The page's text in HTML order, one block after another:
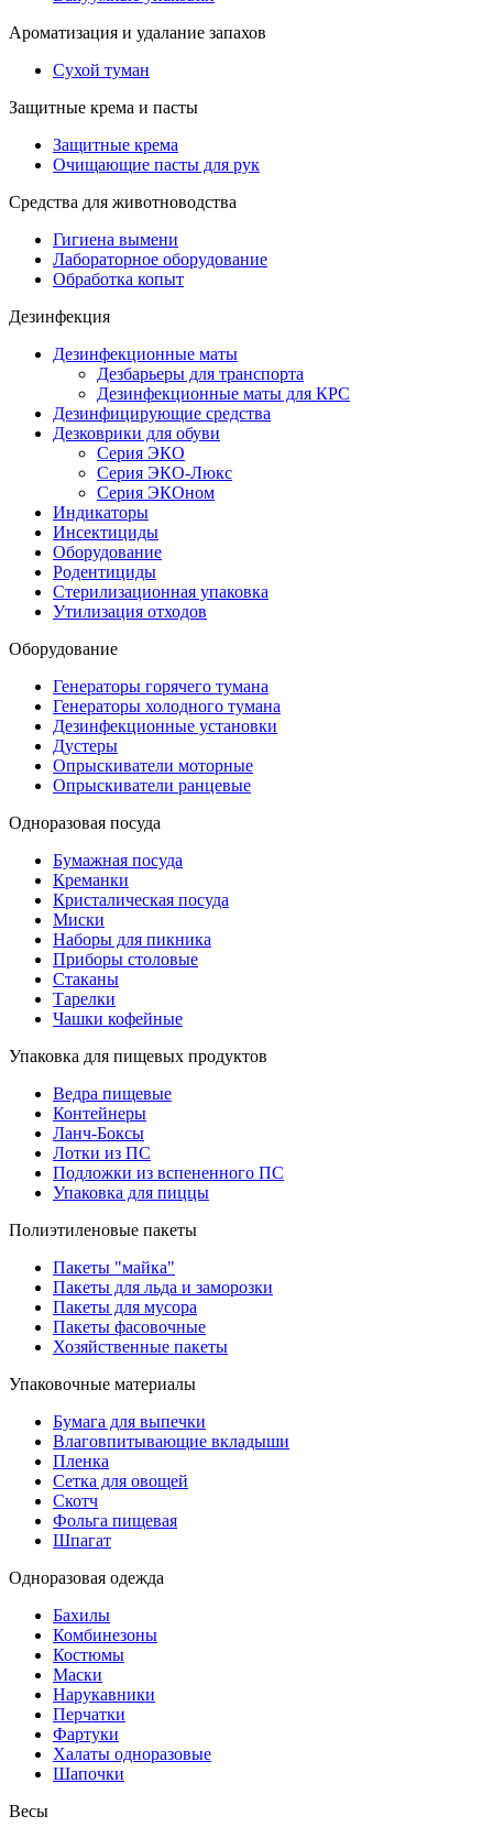
Ароматизация и удалание запахов
Сухой туман
Защитные крема и пасты
Защитные крема
Очищающие пасты для рук
Средства для животноводства
Гигиена вымени
Лабораторное оборудование
Обработка копыт
Дезинфекция
Дезинфекционные маты
Дезбарьеры для транспорта
Дезинфекционные маты для КРС
Дезинфицирующие средства
Дезковрики для обуви
Серия ЭКО
Серия ЭКО-Люкс
Серия ЭКОном
Индикаторы
Инсектициды
Оборудование
Родентициды
Стерилизационная упаковка
Утилизация отходов
Оборудование
Генераторы горячего тумана
Генераторы холодного тумана
Дезинфекционные установки
Дустеры
Опрыскиватели моторные
Опрыскиватели ранцевые
Одноразовая посуда
Бумажная посуда
Креманки
Кристалическая посуда
Миски
Наборы для пикника
Приборы столовые
Стаканы
Тарелки
Чашки кофейные
Упаковка для пищевых продуктов
Ведра пищевые
Контейнеры
Ланч-Боксы
Лотки из ПС
Подложки из вспененного ПС
Упаковка для пиццы
Полиэтиленовые пакеты
Пакеты "майка"
Пакеты для льда и заморозки
Пакеты для мусора
Пакеты фасовочные
Хозяйственные пакеты
Упаковочные материалы
Бумага для выпечки
Влаговпитывающие вкладыши
Пленка
Сетка для овощей
Скотч
Фольга пищевая
Шпагат
Одноразовая одежда
Бахилы
Комбинезоны
Костюмы
Маски
Нарукавники
Перчатки
Фартуки
Халаты одноразовые
Шапочки
Весы